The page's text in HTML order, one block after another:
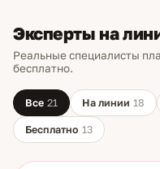
Эксперты на
Реальные специалисты
бесплатно.
Все 21 На линии 18
Бесплатно 13